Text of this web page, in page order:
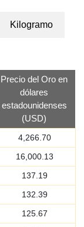
Kilogramo
Precio del Oro en
dólares
estadounidenses
(USD)
4,266.70
16,000.13
137.19
132.39
125.67